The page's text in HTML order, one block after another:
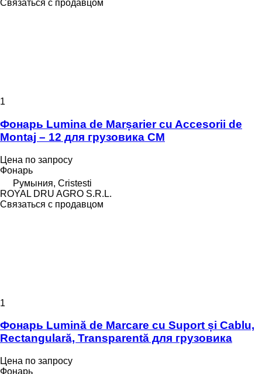
Связаться с продавцом
1
Фонарь Lumina de Marșarier cu Accesorii de
Montaj – 12 для грузовика CM
Цена по запросу
Фонарь
Румыния, Cristesti
ROYAL DRU AGRO S.R.L.
Связаться с продавцом
1
Фонарь Lumină de Marcare cu Suport și Cablu,
Rectangulară, Transparentă для грузовика
Цена по запросу
Фонарь